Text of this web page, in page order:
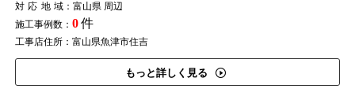
対応地域：富山県 周辺
施工事例数： 0件
工事店住所：富山県魚津市住吉
もっと詳しく見る